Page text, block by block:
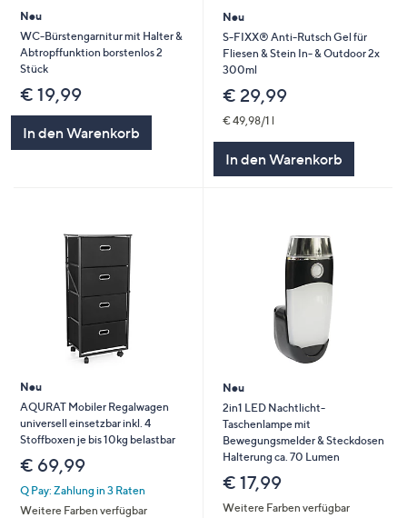
Neu
WC-Bürstengarnitur mit Halter &
Abtropffunktion borstenlos 2
Stück
€ 19,99
In den Warenkorb
Neu
S-FIXX® Anti-Rutsch Gel für
Fliesen & Stein In- & Outdoor 2x
300ml
€ 29,99
€ 49,98/1 l
In den Warenkorb
Neu
AQURAT Mobiler Regalwagen
universell einsetzbar inkl. 4
Stoffboxen je bis 10kg belastbar
€ 69,99
Q Pay: Zahlung in 3 Raten
Weitere Farben verfügbar
Neu
2in1 LED Nachtlicht-
Taschenlampe mit
Bewegungsmelder & Steckdosen
Halterung ca. 70 Lumen
€ 17,99
Weitere Farben verfügbar